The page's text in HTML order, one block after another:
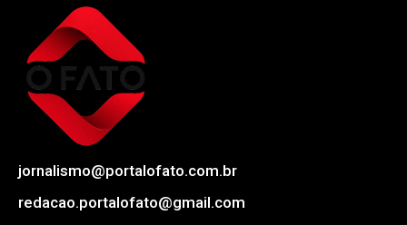
jornalismo@portalofato.com.br
redacao.portalofato@gmail.com